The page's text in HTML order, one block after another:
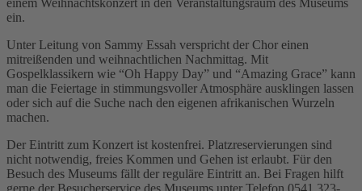
ein.
Unter Leitung von Sammy Essah verspricht der Chor einen
mitreißenden und weihnachtlichen Nachmittag. Mit
Gospelklassikern wie “Oh Happy Day” und “Amazing Grace” kann
man die Feiertage in stimmungsvoller Atmosphäre ausklingen lassen
oder sich auf die Suche nach den eigenen afrikanischen Wurzeln
machen.
Der Eintritt zum Konzert ist kostenfrei. Platzreservierungen sind
nicht notwendig, freies Kommen und Gehen ist erlaubt. Für den
Besuch des Museums fällt der reguläre Eintritt an. Bei Fragen hilft
gerne der Besucherservice des Museums unter Telefon 0541 323-